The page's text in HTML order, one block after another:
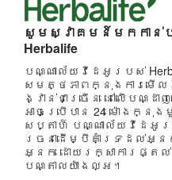
សូមស្វាគមន៍មកកាន់
Herbalife
បណ្ណាល័យវីដេអូរបស់
សមត្ថភាពក្នុងការមើល
ង្វាន់ជាច្រើន នៅលើបណ្ដ
អាចប្រើបាន 24 ម៉ោងក្
សប្តាហ៍ បណ្ណាល័យវីដេអូរ
រចនាដើម្បីគាំទ្រដល់
អ្នក ដោយរក្សាការផ្តល់
បណ្តាលយ៉ាងល្អ។
ការមើលច្រើនបំផុត
រកមើលប៉ុស្តិ៍
ផលិតផល
ម៉ាកនិងការឧបត្ថម្ភ
អាជីវកម្ម